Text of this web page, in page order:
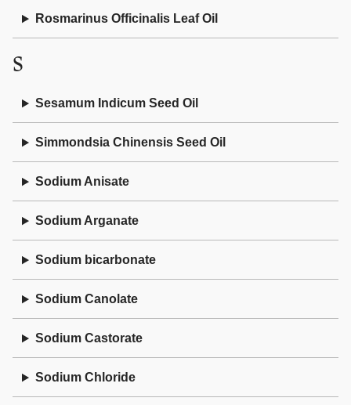
Rosmarinus Officinalis Leaf Oil
S
Sesamum Indicum Seed Oil
Simmondsia Chinensis Seed Oil
Sodium Anisate
Sodium Arganate
Sodium bicarbonate
Sodium Canolate
Sodium Castorate
Sodium Chloride